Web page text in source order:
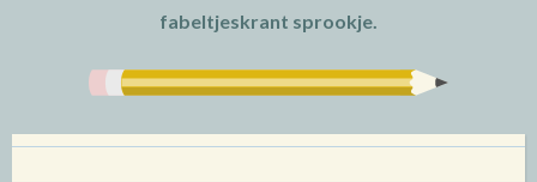
fabeltjeskrant sprookje.